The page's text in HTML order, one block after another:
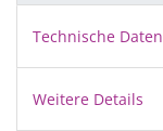
Technische Daten
Weitere Details